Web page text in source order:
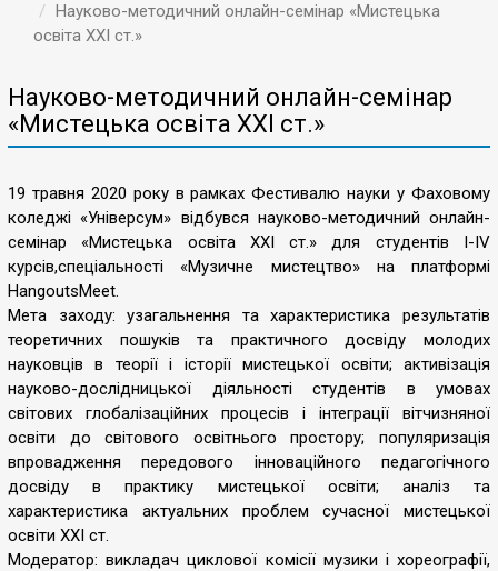
Науково-методичний онлайн-семінар «Мистецька
освіта ХХІ ст.»
Науково-методичний онлайн-семінар
«Мистецька освіта ХХІ ст.»
19 травня 2020 року в рамках Фестивалю науки у Фаховому
коледжі «Універсум» відбувся науково-методичний онлайн-
семінар «Мистецька освіта ХХІ ст.» для студентів І-ІV
курсів,спеціальності «Музичне мистецтво» на платформі
HangoutsMeet.
Мета заходу: узагальнення та характеристика результатів
теоретичних пошуків та практичного досвіду молодих
науковців в теорії і історії мистецької освіти; активізація
науково-дослідницької діяльності студентів в умовах
світових глобалізаційних процесів і інтеграції вітчизняної
освіти до світового освітнього простору; популяризація
впровадження передового інноваційного педагогічного
досвіду в практику мистецької освіти; аналіз та
характеристика актуальних проблем сучасної мистецької
освіти ХХІ ст.
Модератор: викладач циклової комісії музики і хореографії,